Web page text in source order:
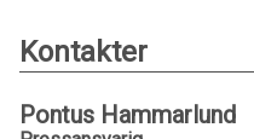
Kontakter
Pontus Hammarlund